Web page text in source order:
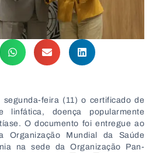
feira (11) o certificado de
doença popularmente
O documento foi entregue ao
Organização Mundial da Saúde
na sede da Organização Pan-